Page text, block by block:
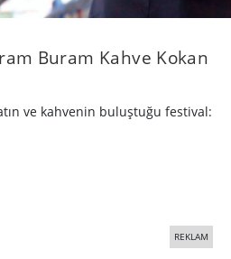
Buram Kahve Kokan
ve kahvenin buluştuğu festival:
REKLAM